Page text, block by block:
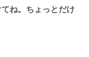
ね。ちょっとだけ